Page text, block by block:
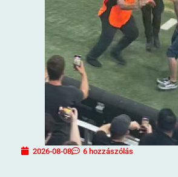
2026-08-08 6 hozzászólás